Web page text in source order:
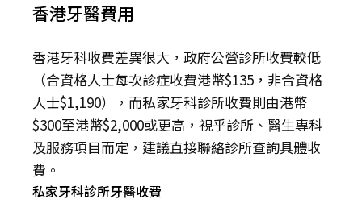
香港牙醫費用
香港牙科收費差異很大，政府公營診所收費較低
（合資格人士每次診症收費港幣$135，非合資格
人士$1,190），而私家牙科診所收費則由港幣
$300至港幣$2,000或更高，視乎診所、醫生專科
及服務項目而定，建議直接聯絡診所查詢具體收
費。
私家牙科診所牙醫收費